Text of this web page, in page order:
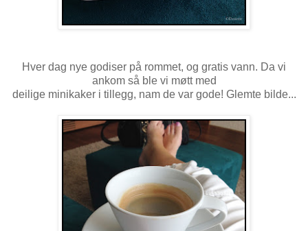
Hver dag nye godiser på rommet, og gratis vann. Da vi
ankom så ble vi møtt med
deilige minikaker i tillegg, nam de var gode! Glemte bilde...